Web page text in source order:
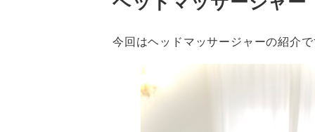
今回はヘッドマッサージャーの紹介